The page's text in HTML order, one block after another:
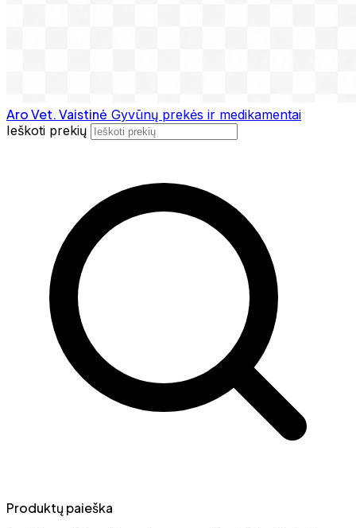
Aro Vet. Vaistinė Gyvūnų prekės ir medikamentai
Ieškoti prekių
Produktų paieška